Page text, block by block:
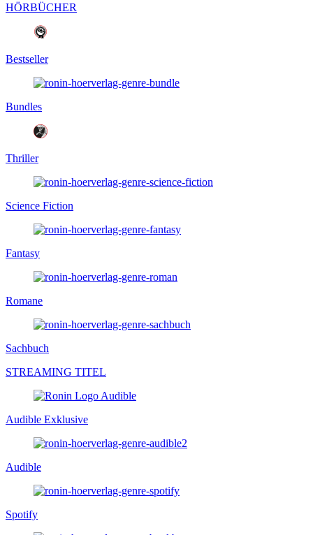
HÖRBÜCHER
Bestseller
Bundles
Thriller
Science Fiction
Fantasy
Romane
Sachbuch
STREAMING TITEL
Audible Exklusive
Audible
Spotify